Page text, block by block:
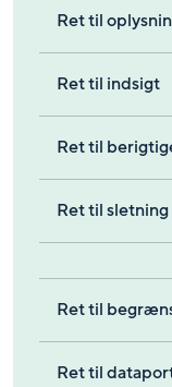
Ret til
Ret til indsigt
Ret til
Ret til
Ret til
Ret til